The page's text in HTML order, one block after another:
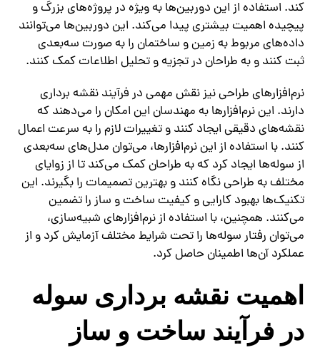
کند. استفاده از این دوربین‌ها به ویژه در پروژه‌های بزرگ و
پیچیده اهمیت بیشتری پیدا می‌کند. این دوربین‌ها می‌توانند
داده‌های مربوط به زمین و ساختمان را به صورت سه‌بعدی
ثبت کنند و به طراحان در تجزیه و تحلیل اطلاعات کمک کنند.
نرم‌افزارهای طراحی نیز نقش مهمی در فرآیند نقشه برداری
دارند. این نرم‌افزارها به مهندسان این امکان را می‌دهند که
نقشه‌های دقیقی ایجاد کنند و تغییرات لازم را به سرعت اعمال
کنند. با استفاده از این نرم‌افزارها، می‌توان مدل‌های سه‌بعدی
از سوله‌ها ایجاد کرد که به طراحان کمک می‌کند تا از زوایای
مختلف به طراحی نگاه کنند و بهترین تصمیمات را بگیرند. این
تکنیک‌ها بهبود کارایی و کیفیت ساخت و ساز را تضمین
می‌کنند. همچنین، با استفاده از نرم‌افزارهای شبیه‌سازی،
می‌توان رفتار سوله‌ها را تحت شرایط مختلف آزمایش کرد و از
عملکرد آن‌ها اطمینان حاصل کرد.
اهمیت نقشه برداری سوله
در فرآیند ساخت و ساز